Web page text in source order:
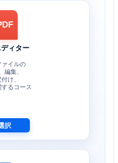
ィター
ァイルの
編集、
け、
るコース
択